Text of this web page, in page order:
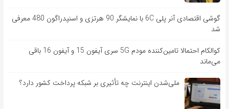
گوشی اقتصادی آنر پلی 6C با نمایشگر 90 هرتزی و اسنپدراگون 480 معرفی
شد
کوالکام احتمالا تامین‌کننده مودم 5G سری آیفون 15 و آیفون 16 باقی
می‌ماند
ملی‌شدن اینترنت چه تأثیری بر شبکه پرداخت کشور دارد؟